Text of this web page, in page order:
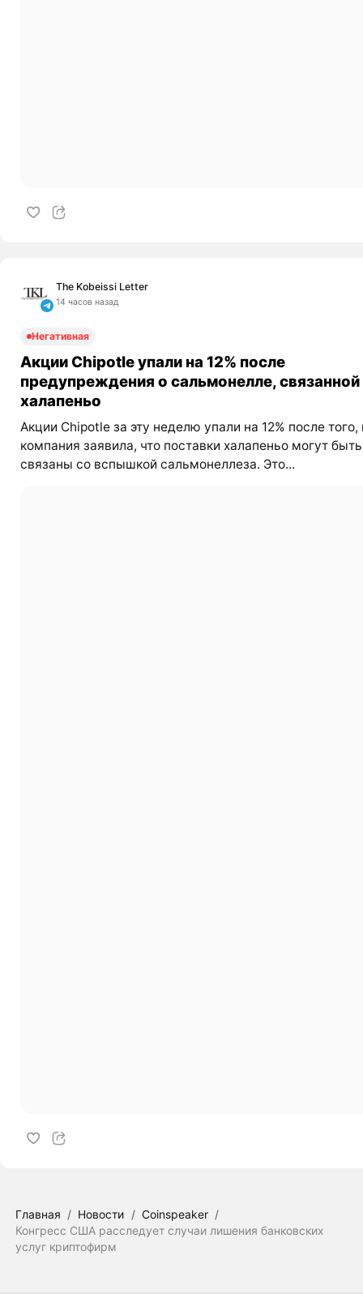
The Kobeissi Letter
14 часов назад
Негативная
Акции Chipotle упали на 12% после
предупреждения о сальмонелле, связанной
халапеньо
Акции Chipotle за эту неделю упали на 12% после того,
компания заявила, что поставки халапеньо могут быть
связаны со вспышкой сальмонеллеза. Это...
Главная / Новости / Coinspeaker /
Конгресс США расследует случаи лишения банковских
услуг криптофирм